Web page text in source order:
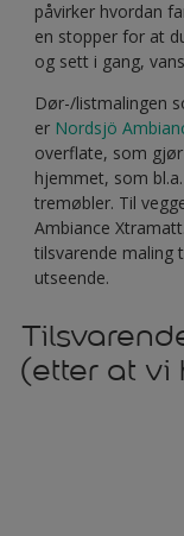
påvirker hvordan
en stopper for at
og sett i gang,
Dør-/listmalingen
er Nordsjö
overflate, som
hjemmet, som
tremøbler. Til
Ambiance
tilsvarende maling
utseende.
(etter at vi